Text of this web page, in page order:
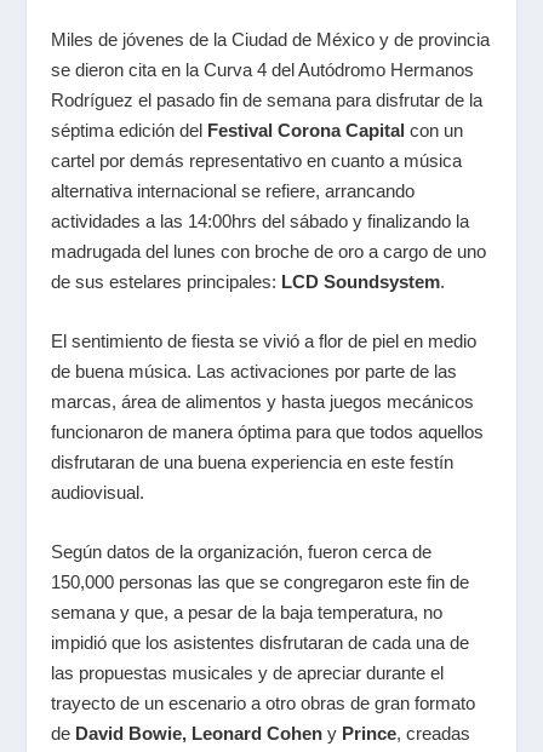
Miles de jóvenes de la Ciudad de México y de provincia
se dieron cita en la Curva 4 del Autódromo Hermanos
Rodríguez el pasado fin de semana para disfrutar de la
séptima edición del Festival Corona Capitalcon un
cartel por demás representativo en cuanto a música
alternativa internacional se refiere, arrancando
actividades a las 14:00hrs del sábado y finalizando la
madrugada del lunes con broche de oro a cargo de uno
de sus estelares principales: LCD Soundsystem.
El sentimiento de fiesta se vivió a flor de piel en medio
de buena música. Las activaciones por parte de las
marcas, área de alimentos y hasta juegos mecánicos
funcionaron de manera óptima para que todos aquellos
disfrutaran de una buena experiencia en este festín
audiovisual.
Según datos de la organización, fueron cerca de
150,000 personas las que se congregaron este fin de
semana y que, a pesar de la baja temperatura, no
impidió que los asistentes disfrutaran de cada una de
las propuestas musicales y de apreciar durante el
trayecto de un escenario a otro obras de gran formato
de David Bowie, Leonard Coheny Prince, creadas